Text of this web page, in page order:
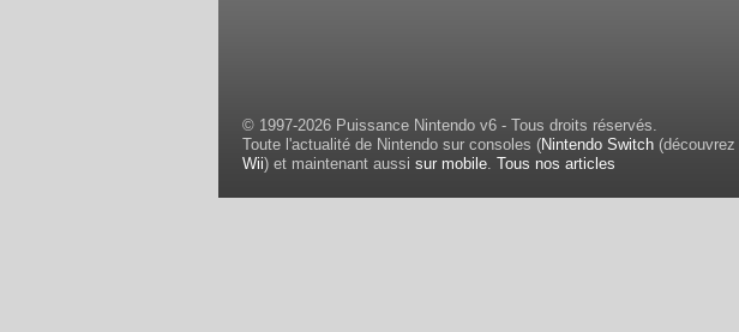
© 1997-2026 Puissance Nintendo v6 - Tous droits réservés.
Toute l'actualité de Nintendo sur consoles (Nintendo Switch (découvrez
Wii) et maintenant aussi sur mobile. Tous nos articles